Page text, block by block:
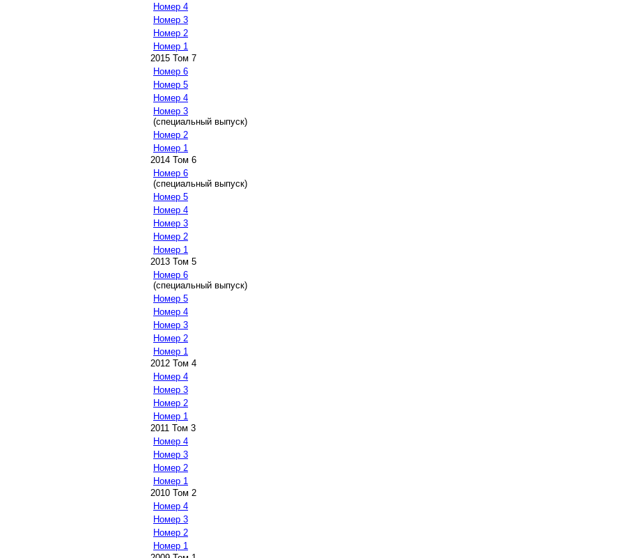
Номер 4
Номер 3
Номер 2
Номер 1
2015 Том 7
Номер 6
Номер 5
Номер 4
Номер 3
(специальный выпуск)
Номер 2
Номер 1
2014 Том 6
Номер 6
(специальный выпуск)
Номер 5
Номер 4
Номер 3
Номер 2
Номер 1
2013 Том 5
Номер 6
(специальный выпуск)
Номер 5
Номер 4
Номер 3
Номер 2
Номер 1
2012 Том 4
Номер 4
Номер 3
Номер 2
Номер 1
2011 Том 3
Номер 4
Номер 3
Номер 2
Номер 1
2010 Том 2
Номер 4
Номер 3
Номер 2
Номер 1